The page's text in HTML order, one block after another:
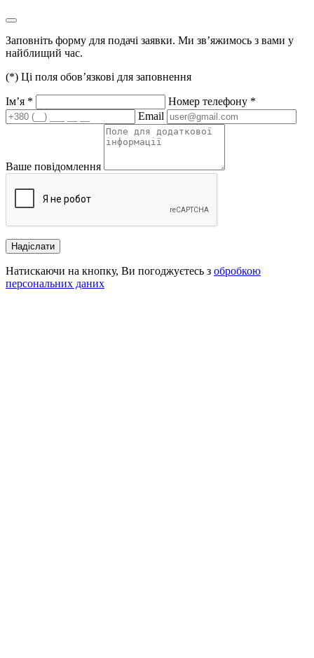
Заповніть форму для подачі заявки. Ми зв’яжимось з вами у
найблищий час.
(*) Ці поля обов’язкові для заповнення
Ім’я * Номер телефону *
Email
Ваше повідомлення
Надіслати
Натискаючи на кнопку, Ви погоджуєтесь з обробкою
персональних даних